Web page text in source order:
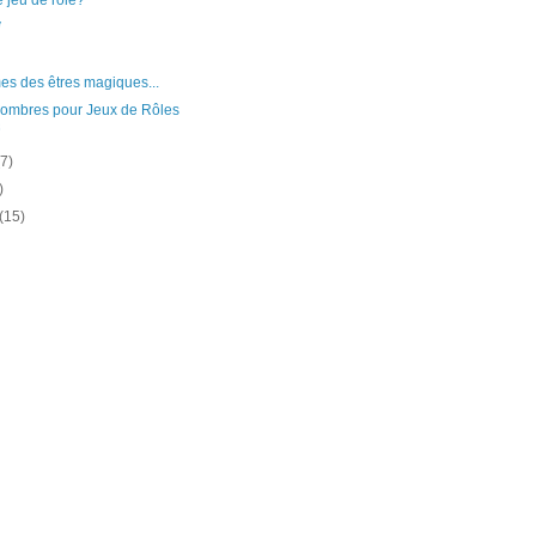
des êtres magiques...
pour Jeux de Rôles
(15)